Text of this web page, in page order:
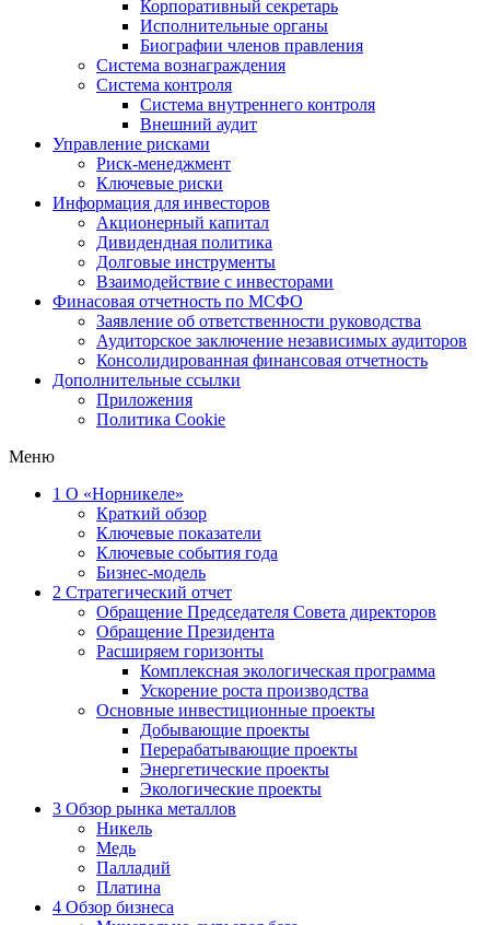
Корпоративный секретарь
Исполнительные органы
Биографии членов правления
Система вознаграждения
Система контроля
Система внутреннего контроля
Внешний аудит
Управление рисками
Риск-менеджмент
Ключевые риски
Информация для инвесторов
Акционерный капитал
Дивидендная политика
Долговые инструменты
Взаимодействие с инвеcторами
Финасовая отчетность по МСФО
Заявление об ответственности руководства
Аудиторское заключение независимых аудиторов
Консолидированная финансовая отчетность
Дополнительные ссылки
Приложения
Политика Cookie
Меню
1 О «Норникеле»
Краткий обзор
Ключевые показатели
Ключевые события года
Бизнес-модель
2 Стратегический отчет
Обращение Председателя Совета директоров
Обращение Президента
Расширяем горизонты
Комплексная экологическая программа
Ускорение роста производства
Основные инвестиционные проекты
Добывающие проекты
Перерабатывающие проекты
Энергетические проекты
Экологические проекты
3 Обзор рынка металлов
Никель
Медь
Палладий
Платина
4 Обзор бизнеса